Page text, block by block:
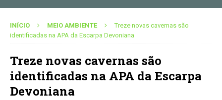
INÍCIO MEIO AMBIENTE
Treze novas cavernas são
identificadas na APA da Escarpa Devoniana
Treze novas cavernas são
identificadas na APA da Escarpa
Devoniana